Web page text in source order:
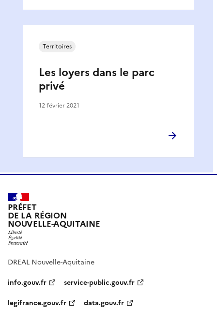
Les loyers dans le parc
privé
Territoires
12 février 2021
PRÉFET
DE LA RÉGION
NOUVELLE-AQUITAINE
DREAL Nouvelle-Aquitaine
info.gouv.fr
service-public.gouv.fr
legifrance.gouv.fr
data.gouv.fr